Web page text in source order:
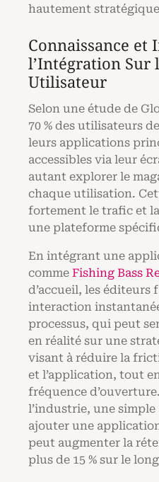
hautement
Connaissance et
l’Intégration Sur
Utilisateur
Selon une étude de
70 % des utilisateurs
leurs applications
accessibles via leur
autant explorer le
chaque utilisation.
fortement le trafic et
une plateforme
En intégrant une
comme Fishing Bass
d’accueil, les éditeurs
interaction
processus, qui peut
en réalité sur une
visant à réduire la
et l’application, tout
fréquence
l’industrie, une
ajouter une
peut augmenter la
plus de 15 % sur le